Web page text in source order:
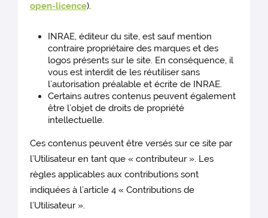
open-licence).
INRAE, éditeur du site, est sauf mention
contraire propriétaire des marques et des
logos présents sur le site. En conséquence, il
vous est interdit de les réutiliser sans
l’autorisation préalable et écrite de INRAE.
Certains autres contenus peuvent également
être l’objet de droits de propriété
intellectuelle.
Ces contenus peuvent être versés sur ce site par
l’Utilisateur en tant que « contributeur ». Les
règles applicables aux contributions sont
indiquées à l’article 4 « Contributions de
l’Utilisateur ».